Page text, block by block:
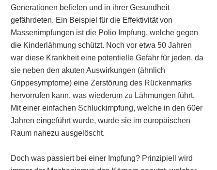
Generationen befielen und in ihrer Gesundheit
gefährdeten. Ein Beispiel für die Effektivität von
Massenimpfungen ist die Polio Impfung, welche gegen
die Kinderlähmung schützt. Noch vor etwa 50 Jahren
war diese Krankheit eine potentielle Gefahr für jeden, da
sie neben den akuten Auswirkungen (ähnlich
Grippesymptome) eine Zerstörung des Rückenmarks
hervorrufen kann, was wiederum zu Lähmungen führt.
Mit einer einfachen Schluckimpfung, welche in den 60er
Jahren eingeführt wurde, wurde sie im europäischen
Raum nahezu ausgelöscht.
Doch was passiert bei einer Impfung? Prinzipiell wird